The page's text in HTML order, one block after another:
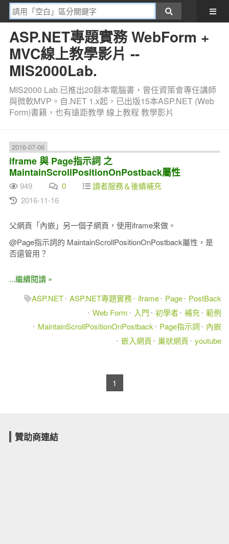
ASP.NET專題實務 WebForm +
MVC線上教學影片 --
MIS2000Lab.
MIS2000 Lab.已推出20餘本電腦書，曾任資策會專任講師
與微軟MVP。自.NET 1.x起，已出版15本ASP.NET (Web
Form)書籍，也有遠距教學 線上教程 教學影片
2016-07-06
iframe 與 Page指示詞 之
MaintainScrollPositionOnPostback屬性
949 0
讀者服務＆後續補充
2016-11-16
父網頁「內嵌」另一個子網頁，使用iframe來做。
@Page指示詞的 MaintainScrollPositionOnPostback屬性，是
否還管用？
...繼續閱讀 »
ASP.NET ASP.NET專題實務 iframe Page
PostBack
Web Form
入門 初學者 補充 範例
MaintainScrollPositionOnPostback
Page指示詞
內嵌
嵌入網頁
巢狀網頁 youtube
1
贊助商連結